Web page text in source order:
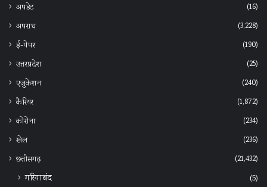
अपडेट
(16)
अपराध
(3,228)
ई-पेपर
(190)
उत्तरप्रदेश
(25)
एजुकेशन
(240)
कैरियर
(1,872)
कोरोना
(234)
खेल
(236)
छत्तीसगढ़
(21,432)
गरियाबंद
(5)